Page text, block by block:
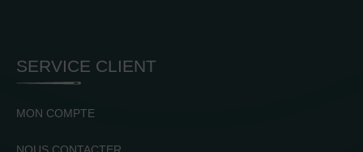
SERVICE CLIENT
MON COMPTE